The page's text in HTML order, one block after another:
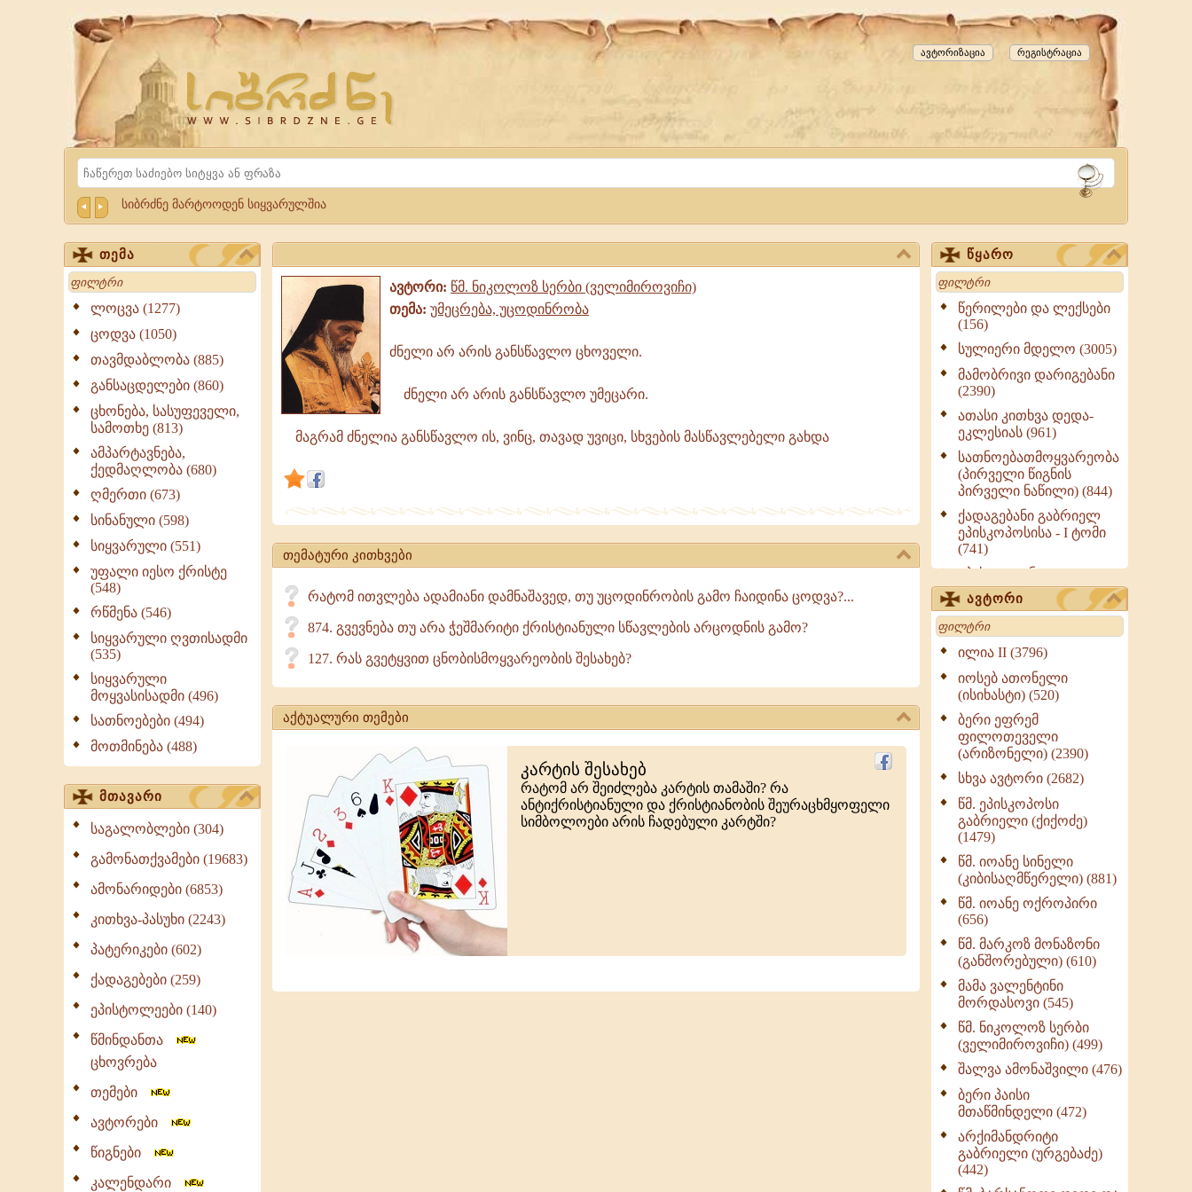
Website
Sibrdzne.ge
რეგისტრაცია
ავტორიზაცია
Search
სიბრძნე მარტოოდენ სიყვარულშია
თემა
Search
ლოცვა (1277)
ცოდვა (1050)
თავმდაბლობა (885)
განსაცდელები (860)
ცხონება, სასუფეველი,
სამოთხე (813)
ამპარტავნება,
ქედმაღლობა (680)
ღმერთი (673)
სინანული (598)
სიყვარული (551)
უფალი იესო ქრისტე
(548)
რწმენა (546)
სიყვარული ღვთისადმი
(535)
სიყვარული
მოყვასისადმი (496)
სათნოებები (494)
მოთმინება (488)
მთავარი
საგალობლები (304)
გამონათქვამები (19683)
ამონარიდები (6853)
კითხვა-პასუხი (2243)
პატერიკები (602)
ქადაგებები (259)
ეპისტოლეები (140)
წმინდანთა
ცხოვრება
თემები
ავტორები
წიგნები
კალენდარი
ავტორი: წმ. ნიკოლოზ სერბი (ველიმიროვიჩი)
თემა: უმეცრება, უცოდინრობა
ძნელი
არ
არის
განსწავლო
არ
განსწავლო
უმეცარი.მაგრამ
ძნელია
განსწავლო
ის,
ვინც,
ძნელი არ არის განსწავლო ცხოველი.
ძნელი არ არის განსწავლო უმეცარი.
მაგრამ ძნელია განსწავლო ის, ვინც, თავად უვიცი, სხვების მასწავლებელი გახდა
თემატური კითხვები
რატომ ითვლება ადამიანი დამნაშავედ, თუ უცოდინრობის გამო ჩაიდინა ცოდვა?...
874. გვევნება თუ არა ჭეშმარიტი ქრისტიანული სწავლების არცოდნის გამო?
127. რას გვეტყვით ცნობისმოყვარეობის შესახებ?
აქტუალური თემები
კარტის შესახებ
რატომ არ შეიძლება კარტის თამაში? რა
ანტიქრისტიანული და ქრისტიანობის შეურაცხმყოფელი
სიმბოლოები არის ჩადებული კარტში?
წყარო
Search
წერილები და ლექსები
(156)
სულიერი მდელო (3005)
მამობრივი დარიგებანი
(2390)
ათასი კითხვა დედა-
ეკლესიას (961)
სათნოებათმოყვარეობა
(პირველი წიგნის
პირველი ნაწილი) (844)
ქადაგებანი გაბრიელ
ეპისკოპოსისა - I ტომი
(741)
ეპისტოლენი,
ქადაგებანი, სიტყვანი
(ნაწილი III) (723)
მოძღვრის ძალზე
სასარგებლო რჩევები
მრევლისათვის (545)
Wisdomge (514)
ქადაგებანი გაბრიელ
ეპისკოპოსისა - II ტომი
(370)
სულიერი ცხოვრების
სახელმძღვანელო -
ნაწილი II (369)
ღმერთი და ადამიანები
(287)
ბერის დიადემა (278)
მონაზვნური
გამოცდილების
ოთხი ასეული თავი
სიყვარულის შესახებ
(259)
ავტორი
Search
ილია II (3796)
იოსებ ათონელი
(ისიხასტი) (520)
ბერი ეფრემ
ფილოთეველი
(არიზონელი) (2390)
სხვა ავტორი (2682)
წმ. ეპისკოპოსი
გაბრიელი (ქიქოძე)
(1479)
წმ. იოანე სინელი
(კიბისაღმწერელი) (881)
წმ. იოანე ოქროპირი
(656)
წმ. მარკოზ მონაზონი
(განშორებული) (610)
მამა ვალენტინი
მორდასოვი (545)
წმ. ნიკოლოზ სერბი
(ველიმიროვიჩი) (499)
შალვა ამონაშვილი (476)
ბერი პაისი
მთაწმინდელი (472)
არქიმანდრიტი
გაბრიელი (ურგებაძე)
(442)